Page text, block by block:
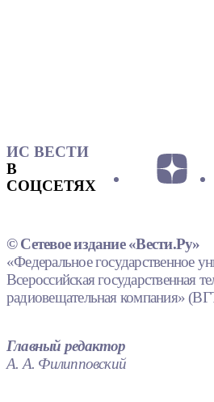
ИС ВЕСТИ
В
СОЦСЕТЯХ
© Сетевое издание «Вести.Ру»
«Федеральное государственное
Всероссийская государственная
радиовещательная компания»
Главный редактор
А. А. Филипповский